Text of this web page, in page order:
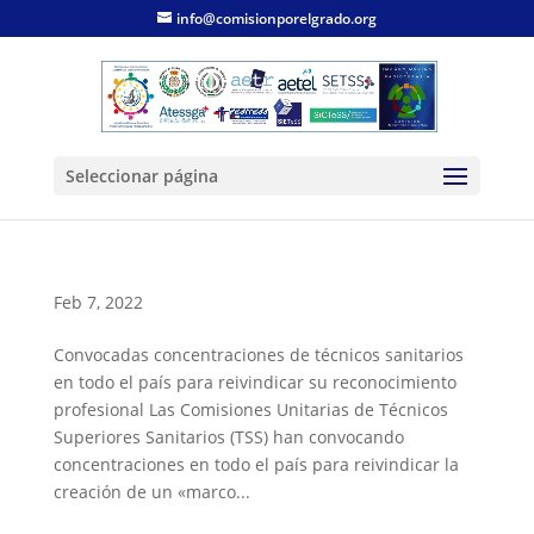
info@comisionporelgrado.org
Seleccionar página
Feb 7, 2022
Convocadas concentraciones de técnicos sanitarios
en todo el país para reivindicar su reconocimiento
profesional Las Comisiones Unitarias de Técnicos
Superiores Sanitarios (TSS) han convocando
concentraciones en todo el país para reivindicar la
creación de un «marco...